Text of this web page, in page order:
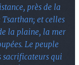
près de la
et celles
la plaine, la mer
Le peuple
sacrificateurs qui